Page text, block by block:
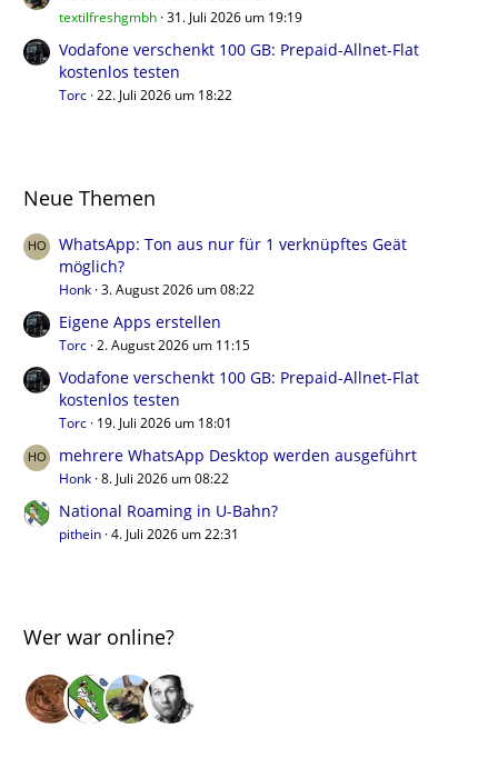
textilfreshgmbh 31. Juli 2026 um 19:19
Vodafone verschenkt 100 GB: Prepaid-Allnet-Flat
kostenlos testen
Torc 22. Juli 2026 um 18:22
Neue Themen
WhatsApp: Ton aus nur für 1 verknüpftes Geät
möglich?
Honk 3. August 2026 um 08:22
Eigene Apps erstellen
Torc 2. August 2026 um 11:15
Vodafone verschenkt 100 GB: Prepaid-Allnet-Flat
kostenlos testen
Torc 19. Juli 2026 um 18:01
mehrere WhatsApp Desktop werden ausgeführt
Honk 8. Juli 2026 um 08:22
National Roaming in U-Bahn?
pithein 4. Juli 2026 um 22:31
Wer war online?